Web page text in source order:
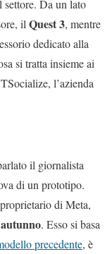
settore. Da un lato
il Quest 3, mentre
dedicato alla
si tratta insieme ai
l’azienda
il giornalista
di un prototipo.
di Meta,
. Esso si basa
precedente, è